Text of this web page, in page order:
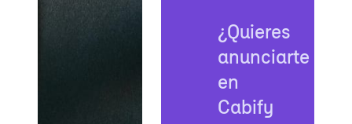
¿Quieres
anunciarte
en
Cabify